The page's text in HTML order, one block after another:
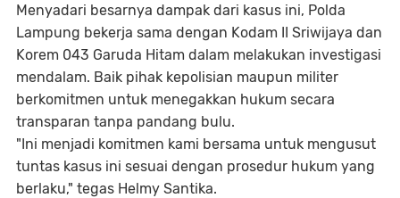
Menyadari besarnya dampak dari kasus ini, Polda
Lampung bekerja sama dengan Kodam II Sriwijaya dan
Korem 043 Garuda Hitam dalam melakukan investigasi
mendalam. Baik pihak kepolisian maupun militer
berkomitmen untuk menegakkan hukum secara
transparan tanpa pandang bulu.
"Ini menjadi komitmen kami bersama untuk mengusut
tuntas kasus ini sesuai dengan prosedur hukum yang
berlaku," tegas Helmy Santika.